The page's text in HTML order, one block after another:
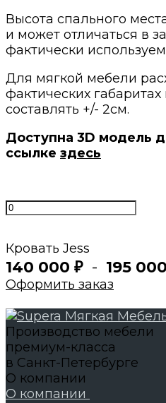
Высота спального
и может отличаться в
фактически
Для мягкой мебели
фактических
составлять +/- 2см.
Доступна 3D модель
ссылке здесь
Кровать Jess
140 000 ₽ - 195 000
Оформить заказ
Производство мебели
премиум-класса
в Санкт-Петербурге
О компании
О компании